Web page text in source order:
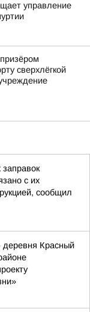
управление
сверхлёгкой
с их
сообщил
деревня Красный